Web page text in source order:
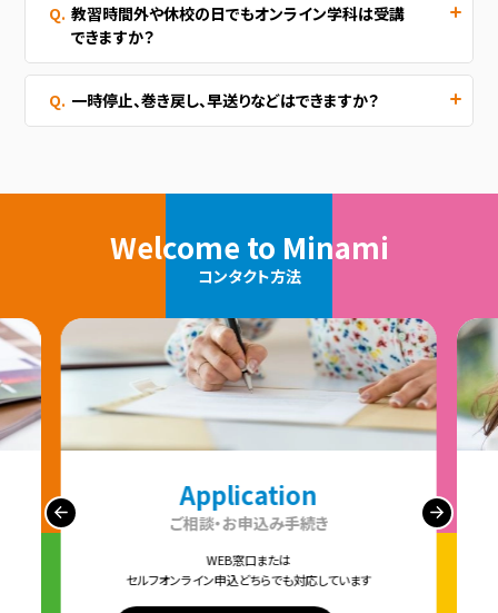
教習時間外や休校の日でもオンライン学科は受講
できますか？
一時停止、巻き戻し、早送りなどはできますか？
Welcome to Minami
コンタクト方法
Application
ご相談・お申込み手続き
WEB窓口または
セルフオンライン申込どちらでも対応しています